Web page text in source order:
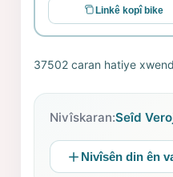
Linkê kopî bike
37502 caran hatiye
Nivîskaran:Seîd
Nivîsên din ên